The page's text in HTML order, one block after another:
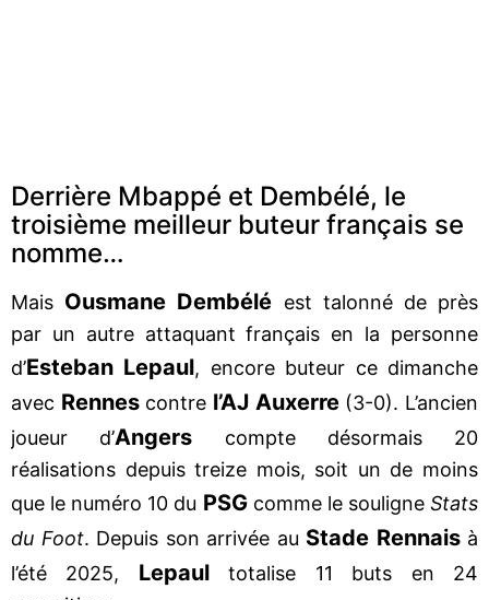
Derrière Mbappé et Dembélé, le
troisième meilleur buteur français se
nomme…
Mais Ousmane Dembélé est talonné de près
par un autre attaquant français en la personne
d’Esteban Lepaul, encore buteur ce dimanche
avec Rennes contre l’AJ Auxerre(3-0). L’ancien
joueur d’Angers
compte désormais 20
réalisations depuis treize mois, soit un de moins
que le numéro 10 du PSG comme le souligneStats
du Foot. Depuis son arrivée au Stade Rennaisà
l’été 2025, Lepaultotalise 11 buts en 24